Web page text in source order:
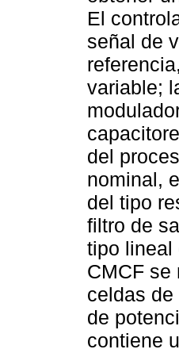
El
señal de
variable;
del
nominal,
del tipo
filtro de
tipo lineal
CMCF se
celdas
de
contiene